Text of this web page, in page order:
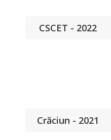
CSCET - 2022
Crăciun - 2021